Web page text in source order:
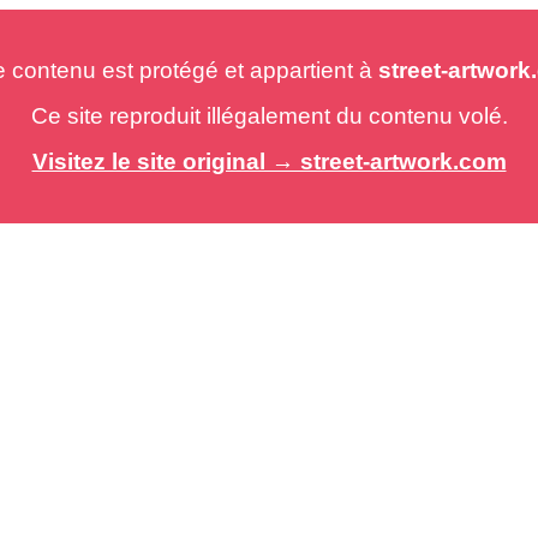
est protégé et appartient à street-
Ce site reproduit illégalement du contenu volé.
Visitez le site original → street-artwork.com